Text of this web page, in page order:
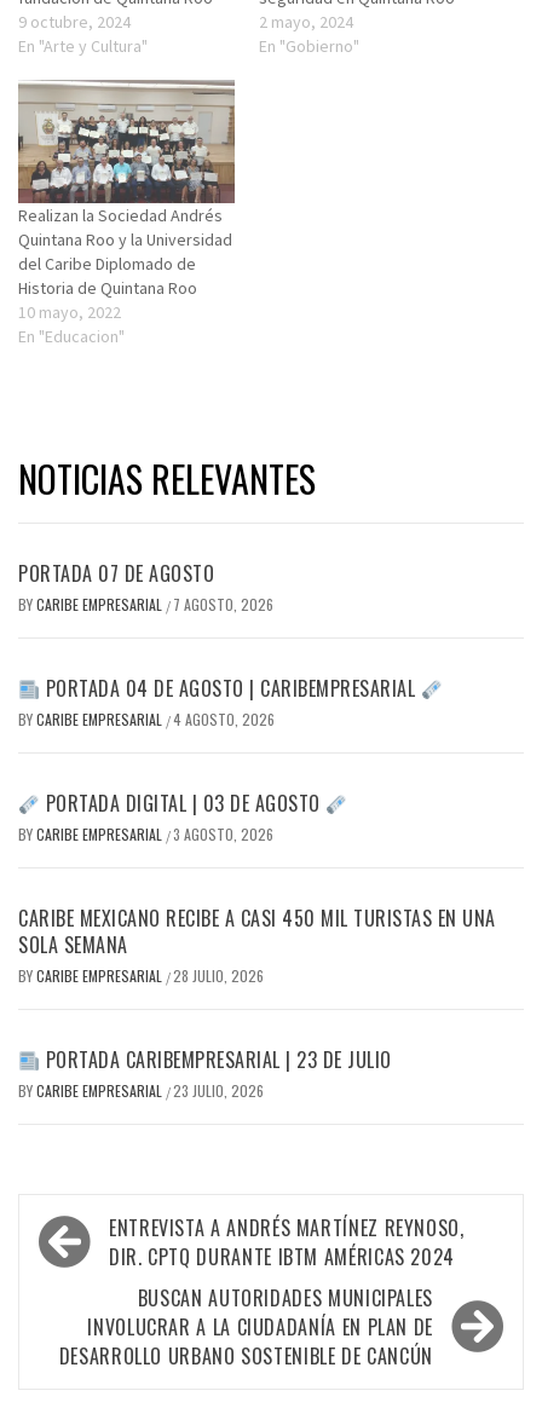
9 octubre, 2024
En "Arte y Cultura"
2 mayo, 2024
En "Gobierno"
Realizan la Sociedad Andrés
Quintana Roo y la Universidad
del Caribe Diplomado de
Historia de Quintana Roo
10 mayo, 2022
En "Educacion"
NOTICIAS RELEVANTES
PORTADA 07 DE AGOSTO
BYCARIBE EMPRESARIAL / 7 AGOSTO, 2026
PORTADA 04 DE AGOSTO | CARIBEMPRESARIAL
BYCARIBE EMPRESARIAL /4 AGOSTO, 2026
PORTADA DIGITAL | 03 DE AGOSTO
BYCARIBE EMPRESARIAL /3 AGOSTO, 2026
CARIBE MEXICANO RECIBE A CASI 450 MIL TURISTAS EN UNA
SOLA SEMANA
BYCARIBE EMPRESARIAL /28 JULIO, 2026
PORTADA CARIBEMPRESARIAL | 23 DE JULIO
BYCARIBE EMPRESARIAL /23 JULIO, 2026
Navegación
de
entradas
ENTREVISTA A ANDRÉS MARTÍNEZ REYNOSO,
DIR. CPTQ DURANTE IBTM AMÉRICAS 2024
BUSCAN AUTORIDADES MUNICIPALES
INVOLUCRAR A LA CIUDADANÍA EN PLAN DE
DESARROLLO URBANO SOSTENIBLE DE CANCÚN